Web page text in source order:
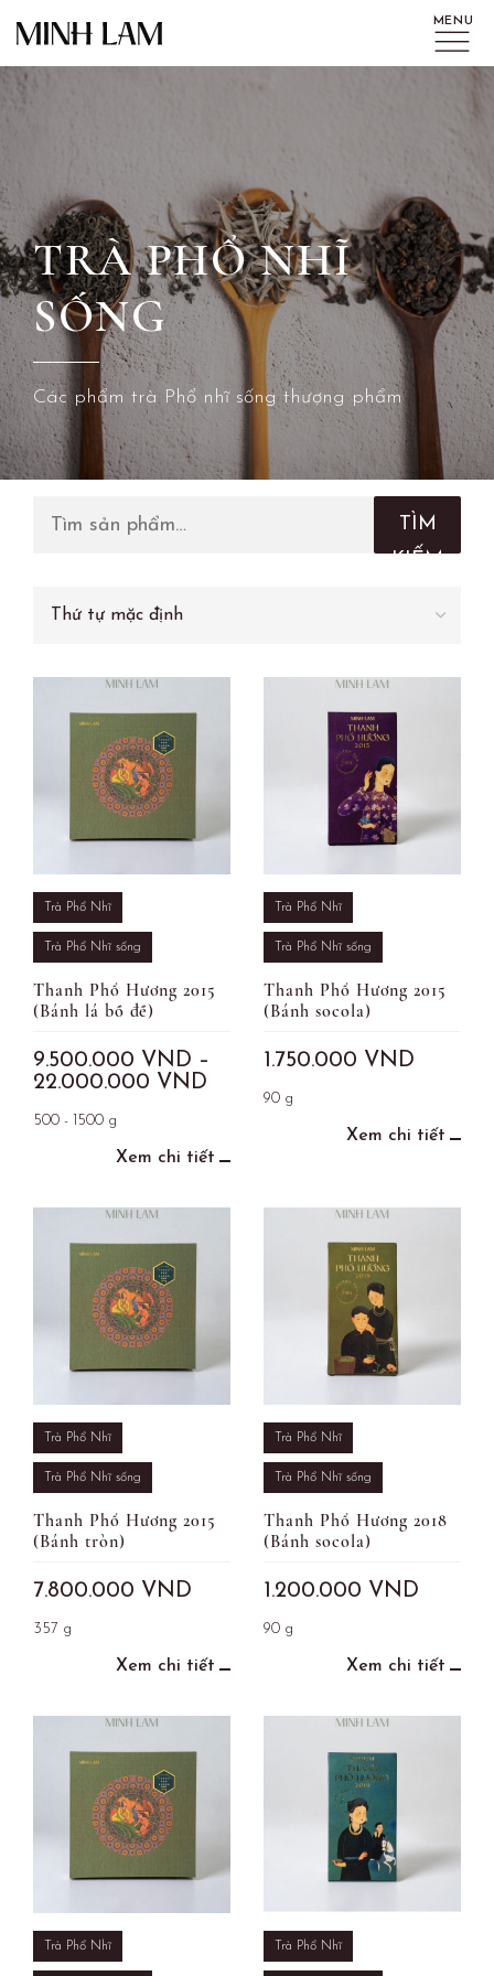
TRÀ PHỔ NHĨ
SỐNG
Các phẩm trà Phổ nhĩ sống thượng phẩm
TÌM
KIẾM
Trà Phổ Nhĩ
Trà Phổ Nhĩ sống
Thanh Phổ Hương 2015
(Bánh lá bồ đề)
9.500.000 VND –
22.000.000 VND
500 - 1500 g
Xem chi tiết
Trà Phổ Nhĩ
Trà Phổ Nhĩ sống
Thanh Phổ Hương 2015
(Bánh socola)
1.750.000 VND
90 g
Xem chi tiết
Trà Phổ Nhĩ
Trà Phổ Nhĩ sống
Thanh Phổ Hương 2015
(Bánh tròn)
7.800.000 VND
357 g
Xem chi tiết
Trà Phổ Nhĩ
Trà Phổ Nhĩ sống
Thanh Phổ Hương 2018
(Bánh socola)
1.200.000 VND
90 g
Xem chi tiết
Trà Phổ Nhĩ Trà Phổ Nhĩ